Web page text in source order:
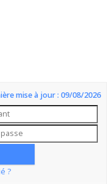
mise à jour : 09/08/2026
?